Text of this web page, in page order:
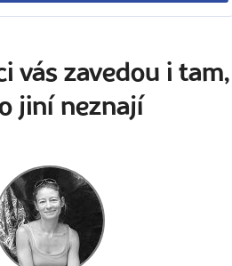
vás zavedou i tam,
jiní neznají